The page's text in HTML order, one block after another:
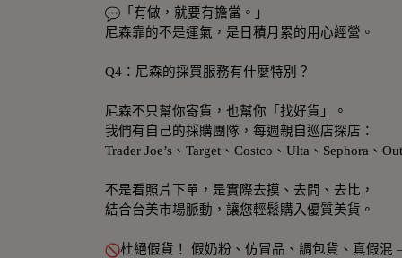
「有做，就要有擔當。」
尼森靠的不是運氣，是日積月累的用心經營。
Q4：尼森的採買服務有什麼特別？
尼森不只幫你寄貨，也幫你「找好貨」。
我們有自己的採購團隊，每週親自巡店探店：
Trader Joe’s、Target、Costco、Ulta、Sephora、
不是看照片下單，是實際去摸、去問、去比，
結合台美市場脈動，讓您輕鬆購入優質美貨。
杜絕假貨！ 假奶粉、仿冒品、調包貨、真假